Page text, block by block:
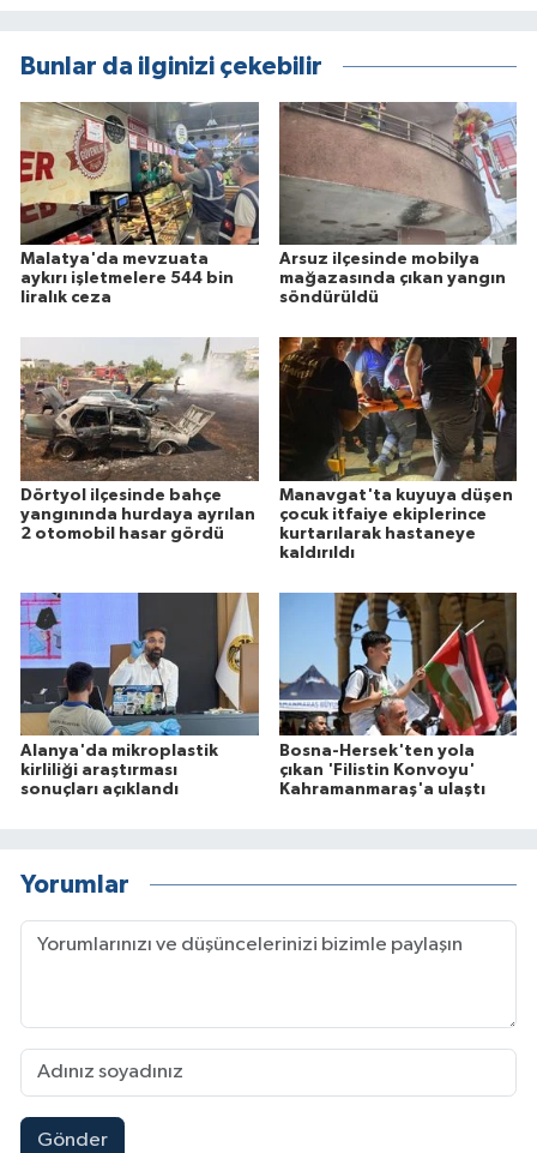
Bunlar da ilginizi çekebilir
Malatya'da mevzuata
aykırı işletmelere 544 bin
liralık ceza
Arsuz ilçesinde mobilya
mağazasında çıkan yangın
söndürüldü
Dörtyol ilçesinde bahçe
yangınında hurdaya ayrılan
2 otomobil hasar gördü
Manavgat'ta kuyuya düşen
çocuk itfaiye ekiplerince
kurtarılarak hastaneye
kaldırıldı
Alanya'da mikroplastik
kirliliği araştırması
sonuçları açıklandı
Bosna-Hersek'ten yola
çıkan 'Filistin Konvoyu'
Kahramanmaraş'a ulaştı
Yorumlar
Gönder